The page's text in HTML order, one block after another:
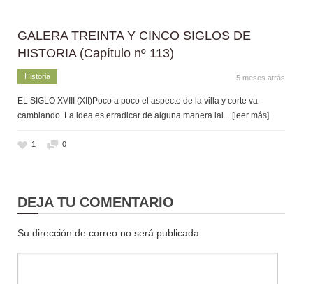
GALERA TREINTA Y CINCO SIGLOS DE
HISTORIA (Capítulo nº 113)
Historia 5 meses atrás
EL SIGLO XVIII (XII)Poco a poco el aspecto de la villa y corte va
cambiando. La idea es erradicar de alguna manera lai... [leer más]
1 0
DEJA TU COMENTARIO
Su dirección de correo no será publicada.